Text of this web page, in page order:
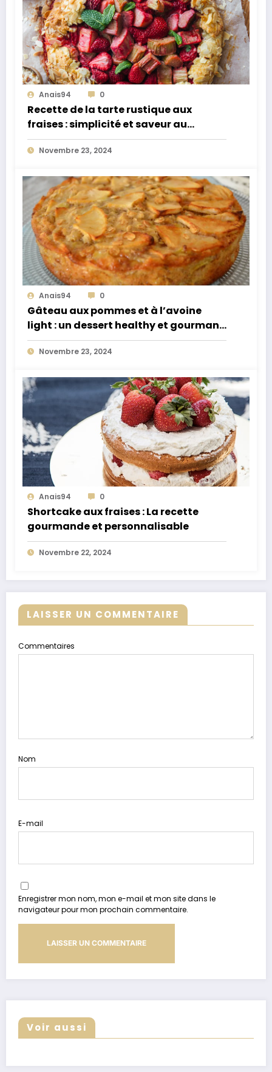
Anais94 0
Recette de la tarte rustique aux
fraises : simplicité et saveur au
rendez-vous
Novembre 23, 2024
Anais94 0
Gâteau aux pommes et à l’avoine
light : un dessert healthy et gourmand
pour toutes les occasions
Novembre 23, 2024
Anais94 0
Shortcake aux fraises : La recette
gourmande et personnalisable
Novembre 22, 2024
LAISSER UN COMMENTAIRE
Commentaires
Nom
E-mail
Enregistrer mon nom, mon e-mail et mon site dans le
navigateur pour mon prochain commentaire.
Voir aussi